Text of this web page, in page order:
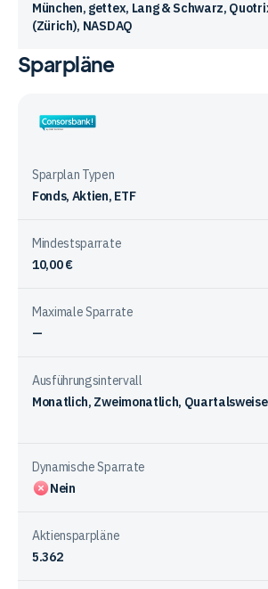
München, gettex, Lang & Schwarz,
(Zürich), NASDAQ
Vergleichstabelle
zu
beim
mit
den
Sparpläne
Sparplan Typen
Fonds, Aktien, ETF
Mindestsparrate
10,00 €
Maximale Sparrate
—
Ausführungsintervall
Monatlich, Zweimonatlich, Quartalsweise
Dynamische Sparrate
Nein
Aktiensparpläne
5.362